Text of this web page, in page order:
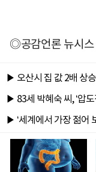
◎공감언론 뉴시스